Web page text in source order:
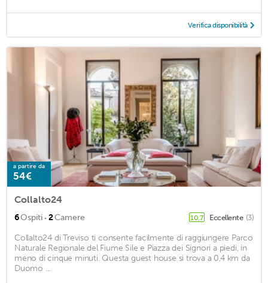
Verifica disponibilità
a partire da
54€
Collalto24
6Ospiti · 2Camere 10,7 Eccellente (3)
Collalto24 di Treviso ti consente facilmente di raggiungere Parco
Naturale Regionale del Fiume Sile e Piazza dei Signori a piedi, in
meno di cinque minuti. Questa guest house si trova a 0,4 km da
Duomo ...